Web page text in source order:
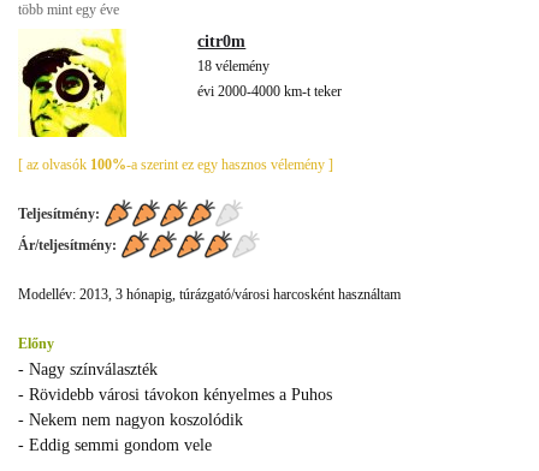
több mint egy éve
citr0m
18 vélemény
évi 2000-4000 km-t teker
[ az olvasók 100%-a szerint ez egy hasznos vélemény ]
Teljesítmény:
Ár/teljesítmény:
Modellév: 2013, 3 hónapig, túrázgató/városi harcosként használtam
Előny
- Nagy színválaszték
- Rövidebb városi távokon kényelmes a Puhos
- Nekem nem nagyon koszolódik
- Eddig semmi gondom vele